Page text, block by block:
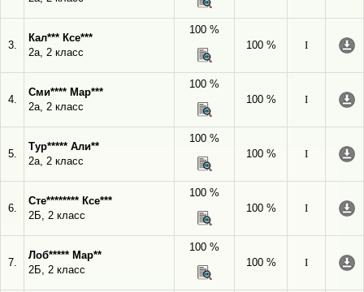
3.
Кал*** Ксе***
2а, 2 класс
100 %
100 %
I
4.
Сми**** Мар***
2а, 2 класс
100 %
100 %
I
5.
Тур***** Али**
2а, 2 класс
100 %
100 %
I
6.
Сте******** Ксе***
2Б, 2 класс
100 %
100 %
I
7.
Лоб***** Мар**
2Б, 2 класс
100 %
100 %
I